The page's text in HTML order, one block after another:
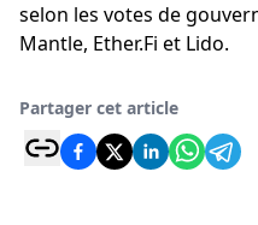
selon les votes de
Mantle, Ether.Fi et Lido.
Partager cet article